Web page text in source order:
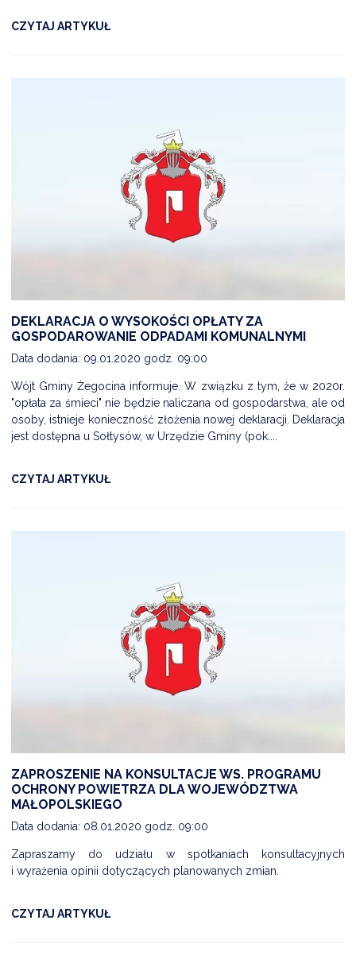
CZYTAJ ARTYKUŁ
DEKLARACJA O WYSOKOŚCI OPŁATY ZA
GOSPODAROWANIE ODPADAMI KOMUNALNYMI
Data dodania: 09.01.2020 godz. 09:00
Wójt Gminy Żegocina informuje. W związku z tym, że w 2020r.
"opłata za śmieci" nie będzie naliczana od gospodarstwa, ale od
osoby, istnieje konieczność złożenia nowej deklaracji. Deklaracja
jest dostępna u Sołtysów, w Urzędzie Gminy (pok....
CZYTAJ ARTYKUŁ
ZAPROSZENIE NA KONSULTACJE WS. PROGRAMU
OCHRONY POWIETRZA DLA WOJEWÓDZTWA
MAŁOPOLSKIEGO
Data dodania: 08.01.2020 godz. 09:00
Zapraszamy do udziału w spotkaniach konsultacyjnych
i wyrażenia opinii dotyczących planowanych zmian.
CZYTAJ ARTYKUŁ